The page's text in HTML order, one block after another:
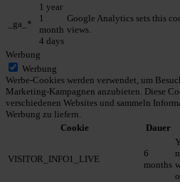
_ga_*
1 year
1
month
4 days
Google Analytics sets this
views.
Werbung
Werbung
Werbe-Cookies werden verwendet, um
Marketing-Kampagnen anzubieten. Diese
verschiedenen Websites und sammeln
Werbung zu liefern.
Cookie
Dauer
VISITOR_INFO1_LIVE
6
months